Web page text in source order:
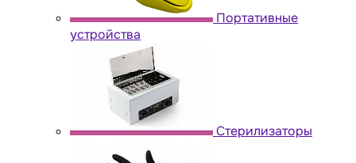
Портативные
устройства
Стерилизаторы